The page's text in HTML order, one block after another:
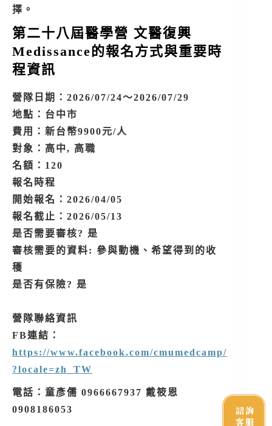
擇。
第二十八屆醫學營 文醫復興
Medissance的報名方式與重要時
程資訊
營隊日期：2026/07/24～2026/07/29
地點：台中市
費用：新台幣9900元/人
對象：高中, 高職
名額：120
報名時程
開始報名：2026/04/05
報名截止：2026/05/13
是否需要審核? 是
審核需要的資料: 參與動機、希望得到的收
穫
是否有保險? 是
營隊聯絡資訊
FB連結：
https://www.facebook.com/cmumedcamp/
?locale=zh_TW
電話：童彥儒 0966667937 戴筱恩
0908186053
諮詢
客服